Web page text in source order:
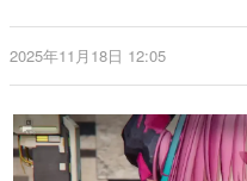
これからのデジ
の姿を追い、彼
ゲームに多大な
日本のコンテン
画です。
2025年11月18日 12:05